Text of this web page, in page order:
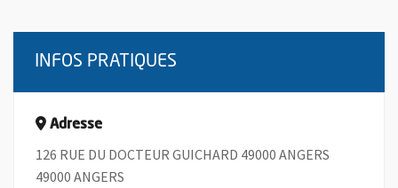
INFOS PRATIQUES
Adresse
126 RUE DU DOCTEUR GUICHARD 49000 ANGERS
49000 ANGERS